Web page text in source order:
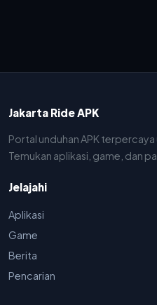
Jakarta Ride APK
Portal unduhan APK
Temukan aplikasi, game, dan
Jelajahi
Aplikasi
Game
Berita
Pencarian